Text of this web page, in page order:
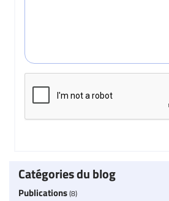
Catégories du blog
Publications(8)